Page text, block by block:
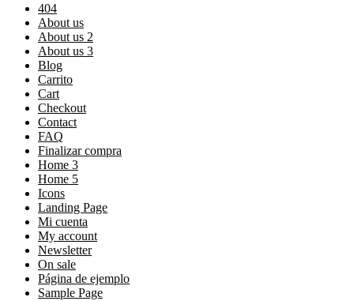
404
About us
About us 2
About us 3
Blog
Carrito
Cart
Checkout
Contact
FAQ
Finalizar compra
Home 3
Home 5
Icons
Landing Page
Mi cuenta
My account
Newsletter
On sale
Página de ejemplo
Sample Page